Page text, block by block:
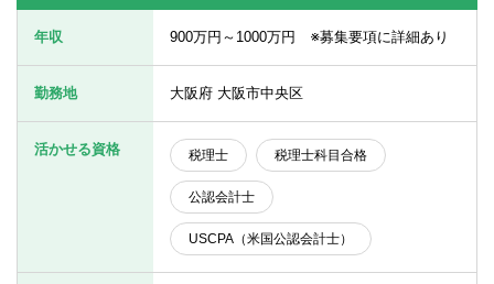
公認会計士試験合格向けの求人
女性会計士の転職
個別転職相談会・セミナー
転職お役立ち情報
年収 900万円～1000万円 ※募集要項に詳細あり
勤務地 大阪府 大阪市中央区
活かせる資格 税理士 税理士科目合格
公認会計士
USCPA（米国公認会計士）